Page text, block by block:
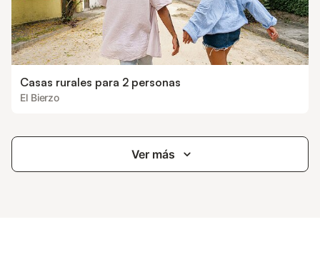
Casas rurales para 2 personas
El Bierzo
Ver más